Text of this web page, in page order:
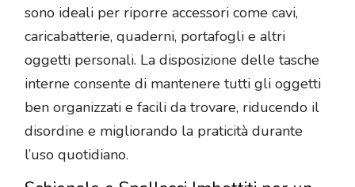
sono ideali per riporre accessori come cavi,
caricabatterie, quaderni, portafogli e altri
oggetti personali. La disposizione delle tasche
interne consente di mantenere tutti gli oggetti
ben organizzati e facili da trovare, riducendo il
disordine e migliorando la praticità durante
l’uso quotidiano.